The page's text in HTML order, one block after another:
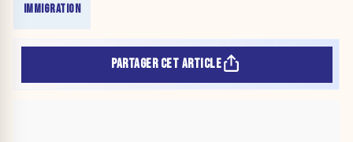
IMMIGRATION
PARTAGER CET ARTICLE